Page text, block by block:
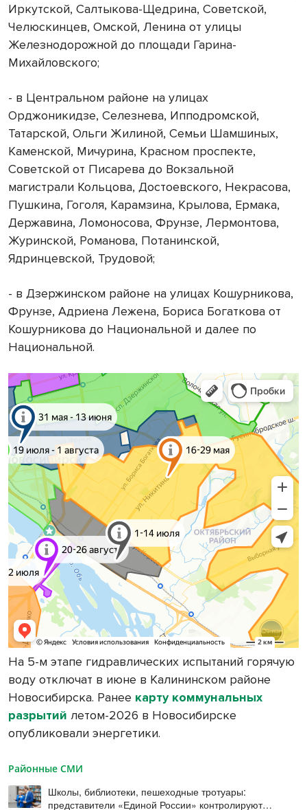
Иркутской, Салтыкова-Щедрина, Советской,
Челюскинцев, Омской, Ленина от улицы
Железнодорожной до площади Гарина-
Михайловского;
- в Центральном районе на улицах
Орджоникидзе, Селезнева, Ипподромской,
Татарской, Ольги Жилиной, Семьи Шамшиных,
Каменской, Мичурина, Красном проспекте,
Советской от Писарева до Вокзальной
магистрали Кольцова, Достоевского, Некрасова,
Пушкина, Гоголя, Карамзина, Крылова, Ермака,
Державина, Ломоносова, Фрунзе, Лермонтова,
Журинской, Романова, Потанинской,
Ядринцевской, Трудовой;
- в Дзержинском районе на улицах Кошурникова,
Фрунзе, Адриена Лежена, Бориса Богаткова от
Кошурникова до Национальной и далее по
Национальной.
Новосибирск
Яндекс Карты — транспорт, навигация, поиск мест
На 5-м этапе гидравлических испытаний горячую
воду отключат в июне в Калининском районе
Новосибирска. Ранее карту коммунальных
разрытий летом-2026 в Новосибирске
опубликовали энергетики.
Районные СМИ
Школы, библиотеки, пешеходные тротуары:
представители «Единой России» контролируют